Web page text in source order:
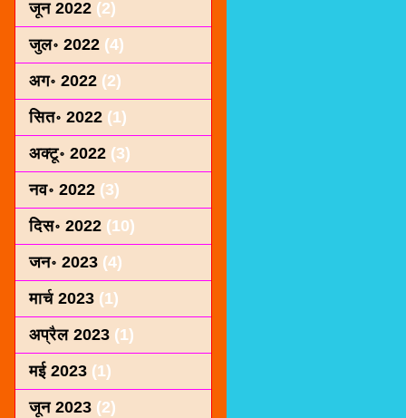
जून 2022 (2)
जुल॰ 2022 (4)
अग॰ 2022 (2)
सित॰ 2022 (1)
अक्टू॰ 2022 (3)
नव॰ 2022 (3)
दिस॰ 2022 (10)
जन॰ 2023 (4)
मार्च 2023 (1)
अप्रैल 2023 (1)
मई 2023 (1)
जून 2023 (2)